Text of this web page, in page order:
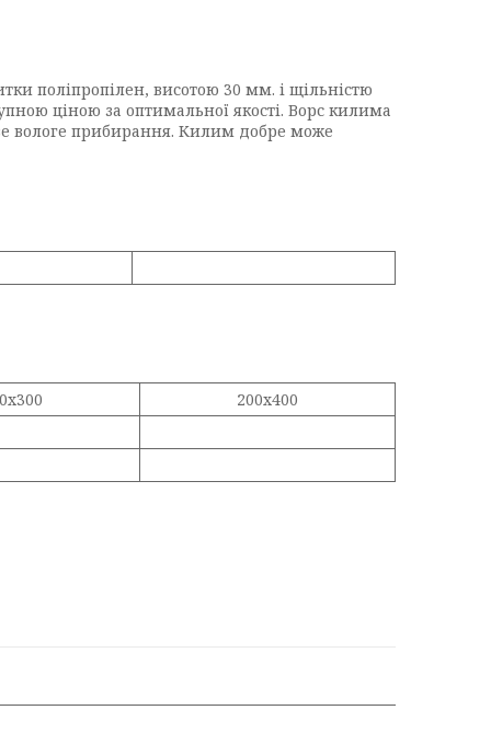
поліпропілен, висотою 30 мм. і щільністю
ціною за оптимальної якості. Ворс килима
вологе прибирання. Килим добре може
200х400